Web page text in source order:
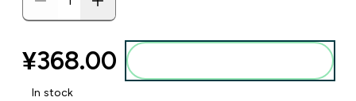
¥368.00‎
In stock